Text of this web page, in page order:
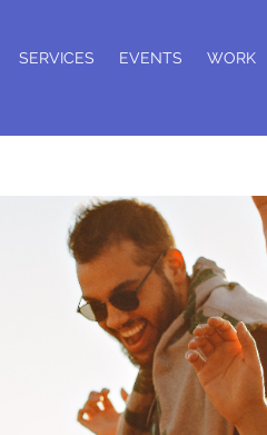
SERVICES EVENTS WORK